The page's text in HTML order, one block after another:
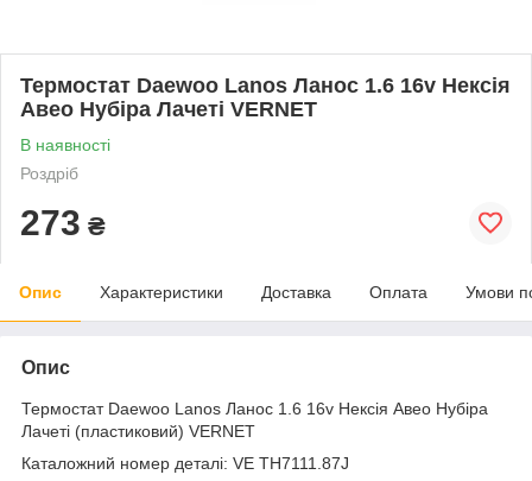
Термостат Daewoo Lanos Ланос 1.6 16v Нексія
Авео Нубіра Лачеті VERNET
В наявності
Роздріб
273 ₴
Опис Характеристики Доставка Оплата Умови
Опис
Термостат Daewoo Lanos Ланос 1.6 16v Нексія Авео Нубіра
Лачеті (пластиковий) VERNET
Каталожний номер деталі: VE TH7111.87J